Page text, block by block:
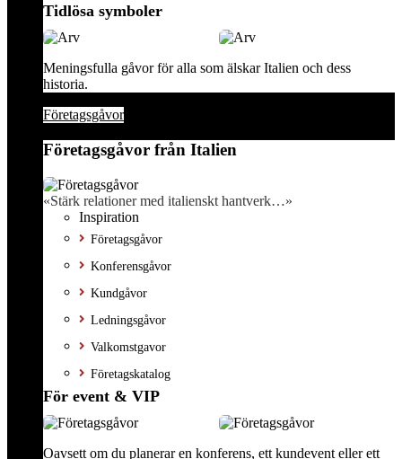
Tidlösa symboler
Meningsfulla gåvor för alla som älskar Italien och dess
historia.
Företagsgåvor
Företagsgåvor från Italien
«Stärk relationer med italienskt hantverk…»
Inspiration
Företagsgåvor
Konferensgåvor
Kundgåvor
Ledningsgåvor
Valkomstgavor
Företagskatalog
För event & VIP
Oavsett om du planerar en konferens, ett kundevent eller ett